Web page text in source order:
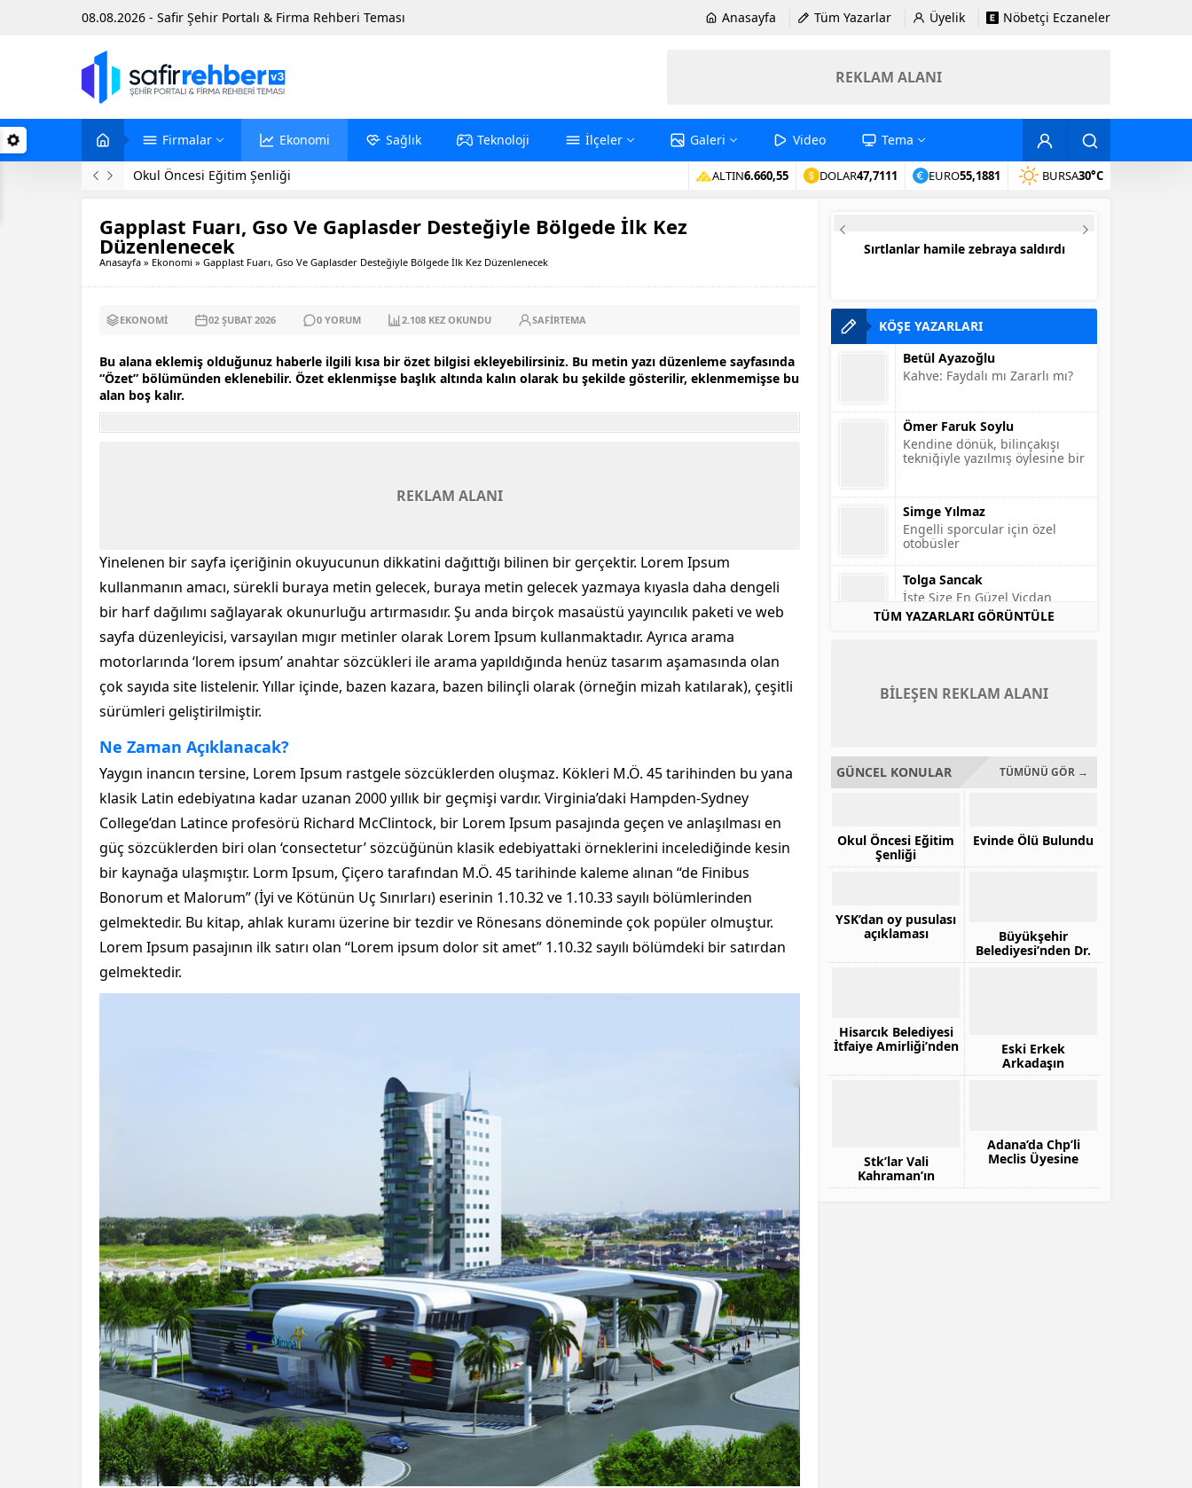
08.08.2026 - Safir Şehir Portalı & Firma Rehberi Teması Anasayfa Tüm Yazarlar Üyelik Nöbetçi Eczaneler
REKLAM ALANI
Firmalar Ekonomi Sağlık Teknoloji İlçeler Galeri Video Tema
Evinde Ölü Bulundu ALTIN6.660,55 DOLAR47,7111 EURO55,1881 BURSA30°C
Gapplast Fuarı, Gso Ve Gaplasder Desteğiyle Bölgede İlk Kez
Düzenlenecek
Anasayfa » Ekonomi » Gapplast Fuarı, Gso Ve Gaplasder Desteğiyle Bölgede İlk Kez Düzenlenecek
EKONOMI 02 ŞUBAT 2026 0 YORUM 2.108 KEZ OKUNDU SAFIRTEMA
Bu alana eklemiş olduğunuz haberle ilgili kısa bir özet bilgisi ekleyebilirsiniz. Bu metin yazı düzenleme sayfasında
“Özet” bölümünden eklenebilir. Özet eklenmişse başlık altında kalın olarak bu şekilde gösterilir, eklenmemişse bu
alan boş kalır.
REKLAM ALANI
Yinelenen bir sayfa içeriğinin okuyucunun dikkatini dağıttığı bilinen bir gerçektir. Lorem Ipsum
kullanmanın amacı, sürekli buraya metin gelecek, buraya metin gelecek yazmaya kıyasla daha dengeli
bir harf dağılımı sağlayarak okunurluğu artırmasıdır. Şu anda birçok masaüstü yayıncılık paketi ve web
sayfa düzenleyicisi, varsayılan mıgır metinler olarak Lorem Ipsum kullanmaktadır. Ayrıca arama
motorlarında ‘lorem ipsum’ anahtar sözcükleri ile arama yapıldığında henüz tasarım aşamasında olan
çok sayıda site listelenir. Yıllar içinde, bazen kazara, bazen bilinçli olarak (örneğin mizah katılarak), çeşitli
sürümleri geliştirilmiştir.
Ne Zaman Açıklanacak?
Yaygın inancın tersine, Lorem Ipsum rastgele sözcüklerden oluşmaz. Kökleri M.Ö. 45 tarihinden bu yana
klasik Latin edebiyatına kadar uzanan 2000 yıllık bir geçmişi vardır. Virginia’daki Hampden-Sydney
College’dan Latince profesörü Richard McClintock, bir Lorem Ipsum pasajında geçen ve anlaşılması en
güç sözcüklerden biri olan ‘consectetur’ sözcüğünün klasik edebiyattaki örneklerini incelediğinde kesin
bir kaynağa ulaşmıştır. Lorm Ipsum, Çiçero tarafından M.Ö. 45 tarihinde kaleme alınan “de Finibus
Bonorum et Malorum” (İyi ve Kötünün Uç Sınırları) eserinin 1.10.32 ve 1.10.33 sayılı bölümlerinden
gelmektedir. Bu kitap, ahlak kuramı üzerine bir tezdir ve Rönesans döneminde çok popüler olmuştur.
Lorem Ipsum pasajının ilk satırı olan “Lorem ipsum dolor sit amet” 1.10.32 sayılı bölümdeki bir satırdan
gelmektedir.
Sırtlanlar hamile zebraya saldırdı
KÖŞE YAZARLARI
Betül Ayazoğlu
Kahve: Faydalı mı Zararlı mı?
Ömer Faruk Soylu
Kendine dönük, bilinçakışı
tekniğiyle yazılmış öylesine bir
Simge Yılmaz
Engelli sporcular için özel
otobüsler
Tolga Sancak
İşte Size En Güzel Vicdan
Rahatlatma Yöntemleri!
TÜM YAZARLARI GÖRÜNTÜLE
BİLEŞEN REKLAM ALANI
GÜNCEL KONULAR TÜMÜNÜ GÖR →
Okul Öncesi Eğitim
Şenliği
Evinde Ölü Bulundu
YSK’dan oy pusulası
açıklaması
Büyükşehir
Belediyesi’nden Dr.
Furtun’a Vefa
Hisarcık Belediyesi
İtfaiye Amirliği’nden
Eski Erkek
Arkadaşın
Öldürdüğü Genç Kız
Stk’lar Vali
Kahraman’ın
Başkanlığında Bir
Adana’da Chp’li
Meclis Üyesine